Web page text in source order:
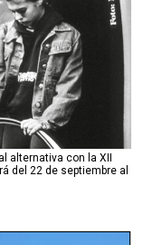
alternativa con la XII
del 22 de septiembre al